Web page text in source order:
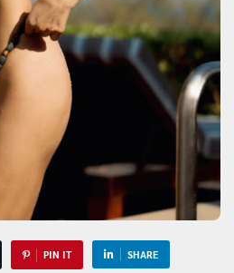
PIN IT SHARE